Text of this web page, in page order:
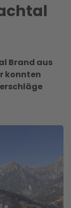
Brand aus
konnten